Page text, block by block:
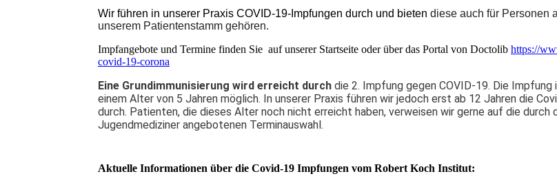
Wir führen in unserer Praxis COVID-19-Impfungen durch und bieten diese auch für Personen
unserem Patientenstamm gehören.
Impfangebote und Termine finden Sie auf unserer Startseite oder über das Portal von Doctolib https://
covid-19-corona
Eine Grundimmunisierung wird erreicht durch die 2. Impfung gegen COVID-19. Die
einem Alter von 5 Jahren möglich. In unserer Praxis führen wir jedoch erst ab 12 Jahren die
durch. Patienten, die dieses Alter noch nicht erreicht haben, verweisen wir gerne auf die durch
Jugendmediziner angebotenen Terminauswahl.
Aktuelle Informationen über die Covid-19 Impfungen vom Robert Koch Institut: